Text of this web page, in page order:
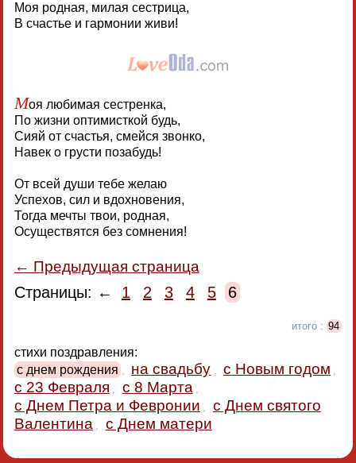
Моя родная, милая сестрица,
В счастье и гармонии живи!
Моя любимая сестренка,
По жизни оптимисткой будь,
Сияй от счастья, смейся звонко,
Навек о грусти позабудь!
От всей души тебе желаю
Успехов, сил и вдохновения,
Тогда мечты твои, родная,
Осуществятся без сомнения!
← Предыдущая страница
Страницы: ← 1 2 3 4 5 6
итого : 94
стихи поздравления:
с днем рождения
на свадьбу с Новым годом
с 23 Февраля с 8 Марта
с Днем Петра и Февронии
с Днем святого
Валентина
с Днем матери